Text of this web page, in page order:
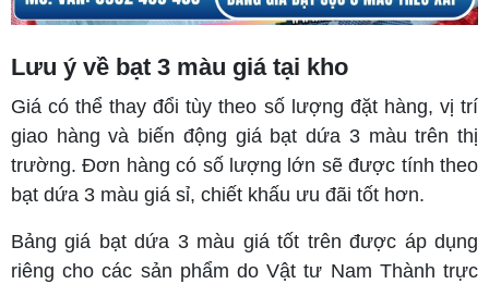
Lưu ý về bạt 3 màu giá tại kho
Giá có thể thay đổi tùy theo số lượng đặt hàng, vị trí
giao hàng và biến động giá bạt dứa 3 màu trên thị
trường. Đơn hàng có số lượng lớn sẽ được tính theo
bạt dứa 3 màu giá sỉ, chiết khấu ưu đãi tốt hơn.
Bảng giá bạt dứa 3 màu giá tốt trên được áp dụng
riêng cho các sản phẩm do Vật tư Nam Thành trực